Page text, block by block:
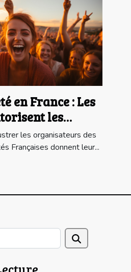
en France : Les
les
5000 personnes
les organisateurs des
Françaises donnent leur...